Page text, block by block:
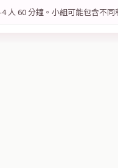
人 60 分鐘。小組可能包含不